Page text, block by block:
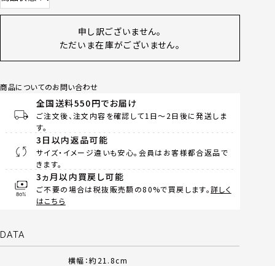
申し訳ございません。
ただいま在庫がございません。
商品についてのお問い合わせ
全国送料550円でお届け
ご注文後、注文内容を確認して1日～2日後に発送しま
す。
3日以内返品可能
サイズ・イメージ違いも安心。会員はお客様都合返品で
きます。
3ヵ月以内買戻し可能
ご不要の場合は税抜販売額の80%で買戻します。詳しく
はこちら
DATA
横幅：約21.8cm